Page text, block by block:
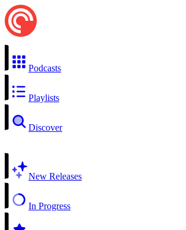
Podcasts
Playlists
Discover
New Releases
In Progress